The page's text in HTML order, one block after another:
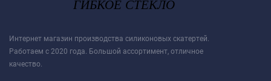
Интернет магазин производства силиконовых скатертей.
Работаем с 2020 года. Большой ассортимент, отличное
качество.